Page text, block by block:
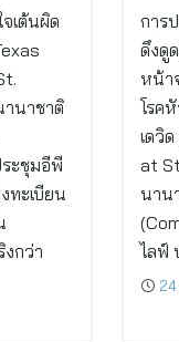
เต้นผิด
านาชาติ
ะชุมอีพี
ทะเบียน
กว่า
การ
ดึงดู
หน้า
โรค
เดวิ
at
นาน
ไลฟ์